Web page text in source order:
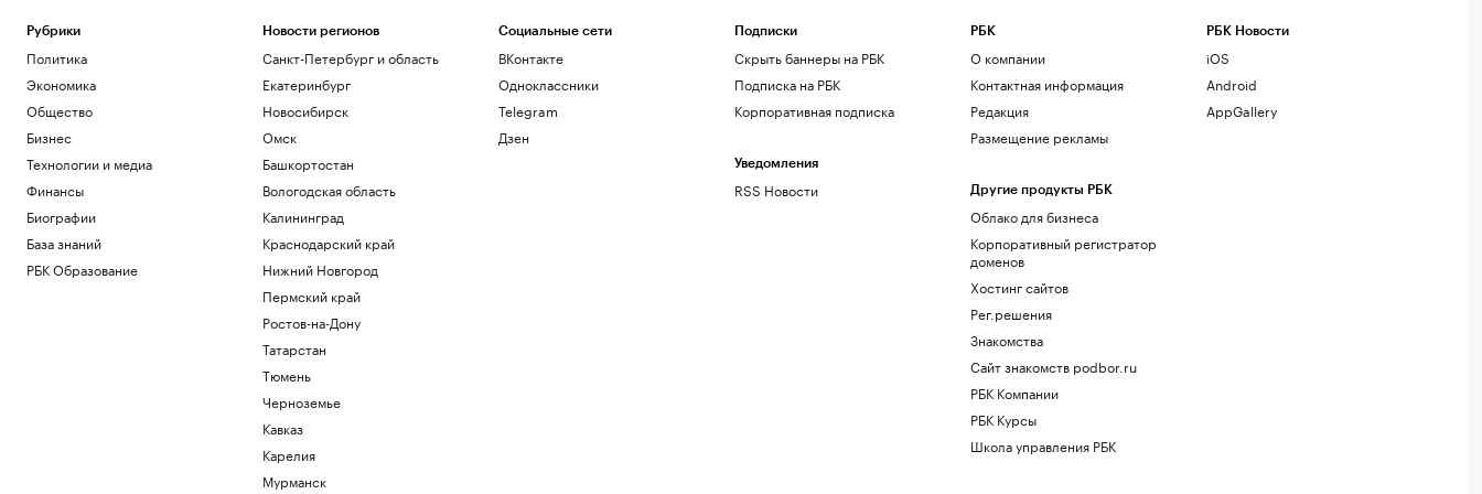
Рубрики
Политика
Экономика
Общество
Бизнес
Технологии и медиа
Финансы
Биографии
База знаний
РБК Образование
Новости регионов
Санкт-Петербург и область
Екатеринбург
Новосибирск
Омск
Башкортостан
Вологодская область
Калининград
Краснодарский край
Нижний Новгород
Пермский край
Ростов-на-Дону
Татарстан
Тюмень
Черноземье
Кавказ
Карелия
Мурманск
Социальные сети
ВКонтакте
Одноклассники
Telegram
Дзен
Подписки
Скрыть баннеры на РБК
Подписка на РБК
Корпоративная подписка
Уведомления
RSS Новости
РБК
О компании
Контактная информация
Редакция
Размещение рекламы
Другие продукты РБК
Облако для бизнеса
Корпоративный регистратор
доменов
Хостинг сайтов
Рег.решения
Знакомства
Сайт знакомств podbor.ru
РБК Компании
РБК Курсы
Школа управления РБК
РБК Новости
iOS
Android
AppGallery